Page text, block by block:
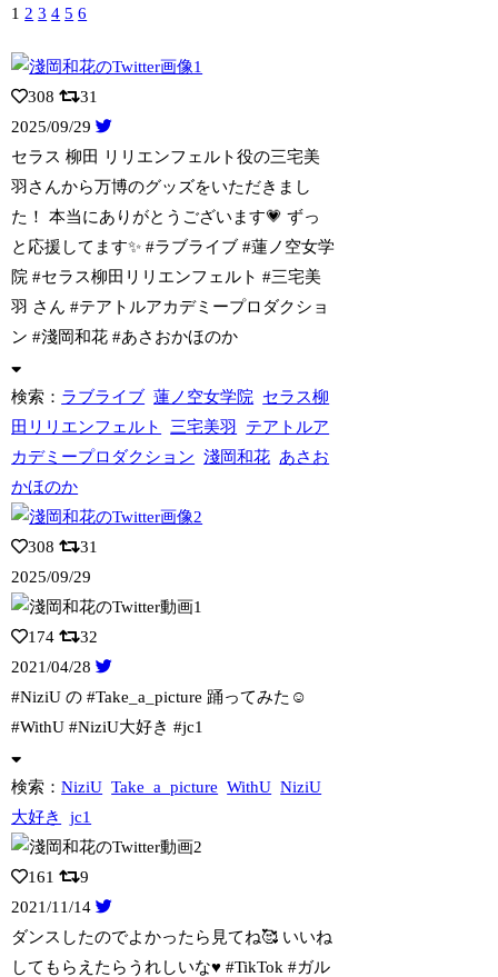
1 2 3 4 5 6
308
31
2025/09/29
セラス 柳田 リリエンフェルト役の三宅美
羽さんから万博のグッズをいただきまし
た！
本当にありがとうございます💗 ずっ
と応援してます︎✨️ #ラブライブ #蓮ノ空女学
院 #セラス柳田リリエンフェルト #三宅美
羽 さん #テアトルアカデミープロダクショ
ン #淺岡和花 #あさおかほのか
検索： ラブライブ 蓮ノ空女学院
セラス柳
田リリエンフェルト
三宅美羽
テアトルア
カデミープロダクション 淺岡和花 あさお
かほのか
308
31
2025/09/29
174
32
2021/04/28
#NiziU の #Take_a_picture 踊ってみた☺️
#WithU#NiziU大好き #jc1
検索：NiziU Take_a_picture WithU NiziU
大好き
jc1
161
9
2021/11/14
ダンスしたのでよかったら見てね🥰 いいね
してもらえたらうれしいな♥ #TikTok #ガル